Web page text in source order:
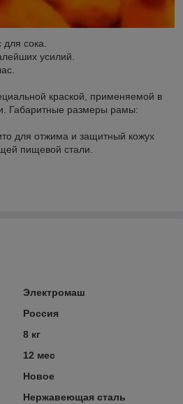
сока.
усилий.
краской, применяемой в
Габаритные размеры рамы:
для отжима и защитный кожух
пищевой стали.
Электромаш
Россия
8 кг
12 мес
Новое
Нержавеющая сталь